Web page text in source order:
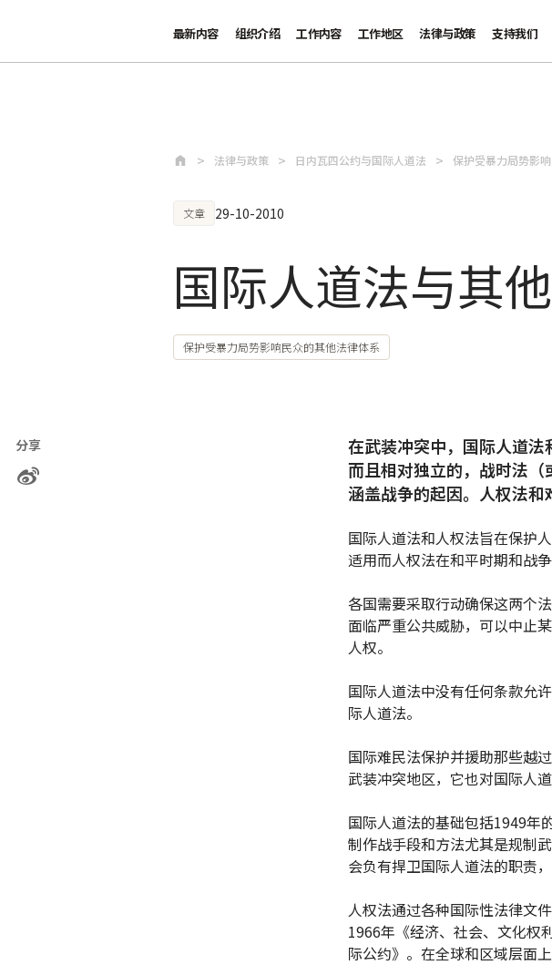
最新内容 组织介绍 工作内容 工作地区 法律与政策 支持我们
法律与政策 日内瓦四公约与国际人道法 保护受暴力局势影
文章 29-10-2010
国际人道法与其
保护受暴力局势影响民众的其他法律体系
分享
在武装冲突中，国际人道
而且相对独立的，战时法
涵盖战争的起因。人权法和
国际人道法和人权法旨在保护
适用而人权法在和平时期和战争
各国需要采取行动确保这两个
面临严重公共威胁，可以中止
人权。
国际人道法中没有任何条款允
际人道法。
国际难民法保护并援助那些越
武装冲突地区，它也对国际人道
国际人道法的基础包括1949年
制作战手段和方法尤其是规制
会负有捍卫国际人道法的职责
人权法通过各种国际性法律文
1966年《经济、社会、文化权
际公约》。在全球和区域层面